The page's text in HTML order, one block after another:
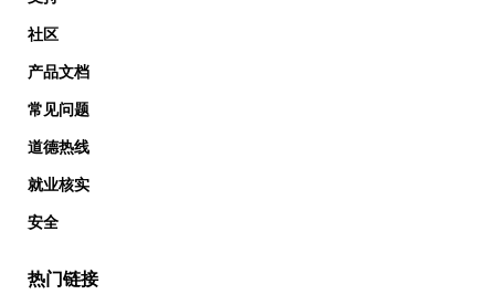
社区
产品文档
常见问题
道德热线
就业核实
安全
热门链接